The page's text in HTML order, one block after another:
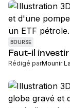
BOURSE
Faut-il
Rédigé parMounir